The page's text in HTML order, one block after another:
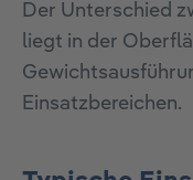
Der Unterschied
liegt in der
Einsatzbereichen.